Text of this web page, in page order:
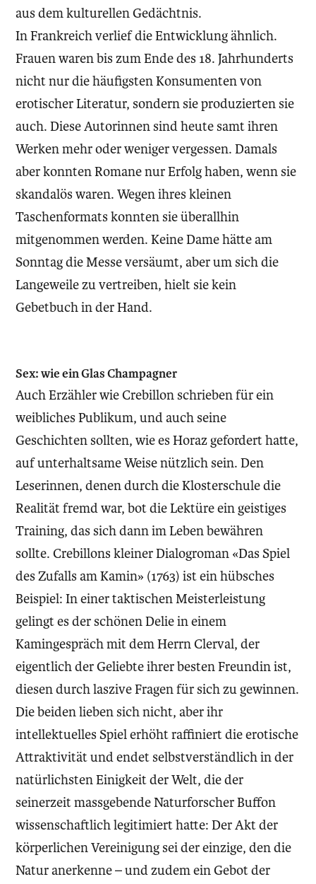
aus dem kulturellen Gedächtnis.
In Frankreich verlief die Entwicklung ähnlich.
Frauen waren bis zum Ende des 18. Jahrhunderts
nicht nur die häufigsten Konsumenten von
erotischer Literatur, sondern sie produzierten sie
auch. Diese Autorinnen sind heute samt ihren
Werken mehr oder weniger vergessen. Damals
aber konnten Romane nur Erfolg haben, wenn sie
skandalös waren. Wegen ihres kleinen
Taschenformats konnten sie überallhin
mitgenommen werden. Keine Dame hätte am
Sonntag die Messe versäumt, aber um sich die
Langeweile zu vertreiben, hielt sie kein
Gebetbuch in der Hand.
Sex: wie ein Glas Champagner
Auch Erzähler wie Crebillon schrieben für ein
weibliches Publikum, und auch seine
Geschichten sollten, wie es Horaz gefordert hatte,
auf unterhaltsame Weise nützlich sein. Den
Leserinnen, denen durch die Klosterschule die
Realität fremd war, bot die Lektüre ein geistiges
Training, das sich dann im Leben bewähren
sollte. Crebillons kleiner Dialogroman «Das Spiel
des Zufalls am Kamin» (1763) ist ein hübsches
Beispiel: In einer taktischen Meisterleistung
gelingt es der schönen Delie in einem
Kamingespräch mit dem Herrn Clerval, der
eigentlich der Geliebte ihrer besten Freundin ist,
diesen durch laszive Fragen für sich zu gewinnen.
Die beiden lieben sich nicht, aber ihr
intellektuelles Spiel erhöht raffiniert die erotische
Attraktivität und endet selbstverständlich in der
natürlichsten Einigkeit der Welt, die der
seinerzeit massgebende Naturforscher Buffon
wissenschaftlich legitimiert hatte: Der Akt der
körperlichen Vereinigung sei der einzige, den die
Natur anerkenne – und zudem ein Gebot der